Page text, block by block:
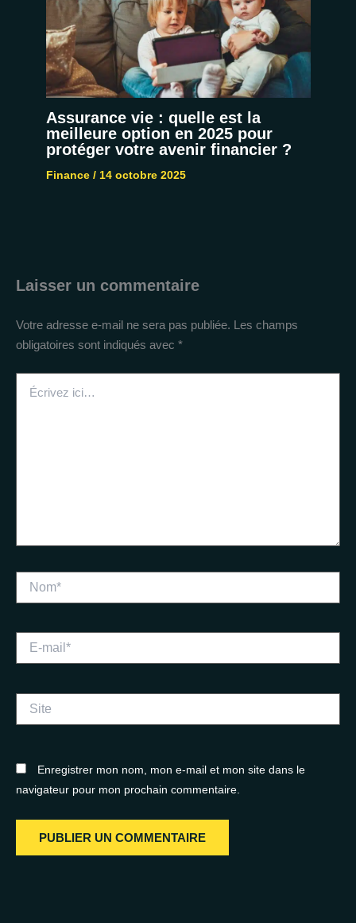
Assurance vie : quelle est la
meilleure option en 2025 pour
protéger votre avenir financier ?
Finance/ 14 octobre 2025
Laisser un commentaire
Votre adresse e-mail ne sera pas publiée. Les champs
obligatoires sont indiqués avec *
ici…
mail*
Enregistrer mon nom, mon e-mail et mon site dans le
navigateur pour mon prochain commentaire.